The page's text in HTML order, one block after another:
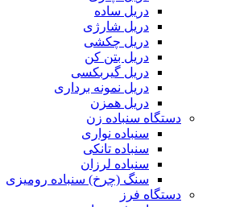
دریل ساده
دریل شارژی
دریل چکشی
دریل بتن کن
دریل گیربکسی
دریل نمونه برداری
دریل همزن
دستگاه سنباده زن
سنباده نواری
سنباده تانکی
سنباده لرزان
سنگ (چرخ) سنباده رومیزی
دستگاه فرز